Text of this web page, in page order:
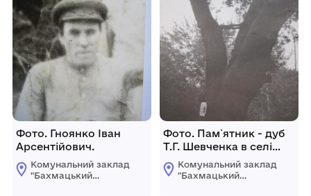
Фото. Гноянко Іван
Арсентійович.
Комунальний заклад
"Бахмацький
Фото. Пам`ятник - дуб
Т.Г. Шевченка в селі
Григорівка.
Комунальний заклад
"Бахмацький